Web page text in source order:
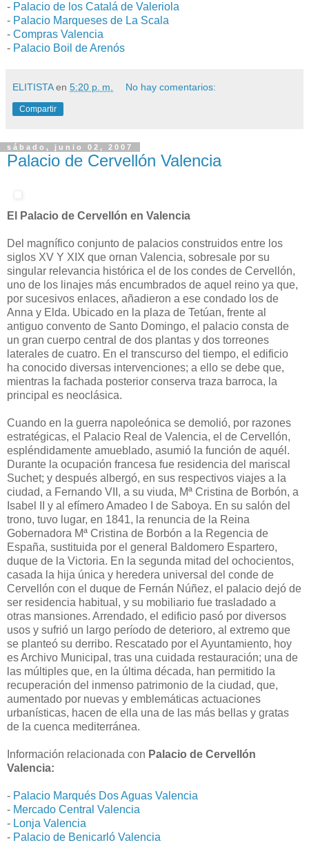
- Palacio de los Catalá de Valeriola
- Palacio Marqueses de La Scala
- Compras Valencia
- Palacio Boil de Arenós
ELITISTA en 5:20 p. m. No hay comentarios:
Compartir
sábado, junio 02, 2007
Palacio de Cervellón Valencia
El Palacio de Cervellón en Valencia
Del magnífico conjunto de palacios construidos entre los
siglos XV Y XIX que ornan Valencia, sobresale por su
singular relevancia histórica el de los condes de Cervellón,
uno de los linajes más encumbrados de aquel reino ya que,
por sucesivos enlaces, añadieron a ese condado los de
Anna y Elda. Ubicado en la plaza de Tetúan, frente al
antiguo convento de Santo Domingo, el palacio consta de
un gran cuerpo central de dos plantas y dos torreones
laterales de cuatro. En el transcurso del tiempo, el edificio
ha conocido diversas intervenciones; a ello se debe que,
mientras la fachada posterior conserva traza barroca, la
principal es neoclásica.
Cuando en la guerra napoleónica se demolió, por razones
estratégicas, el Palacio Real de Valencia, el de Cervellón,
espléndidamente amueblado, asumió la función de aquél.
Durante la ocupación francesa fue residencia del mariscal
Suchet; y después albergó, en sus respectivos viajes a la
ciudad, a Fernando VII, a su viuda, Mª Cristina de Borbón, a
Isabel II y al efímero Amadeo I de Saboya. En su salón del
trono, tuvo lugar, en 1841, la renuncia de la Reina
Gobernadora Mª Cristina de Borbón a la Regencia de
España, sustituida por el general Baldomero Espartero,
duque de la Victoria. En la segunda mitad del ochocientos,
casada la hija única y heredera universal del conde de
Cervellón con el duque de Fernán Núñez, el palacio dejó de
ser residencia habitual, y su mobiliario fue trasladado a
otras mansiones. Arrendado, el edificio pasó por diversos
usos y sufrió un largo período de deterioro, al extremo que
se planteó su derribo. Rescatado por el Ayuntamiento, hoy
es Archivo Municipal, tras una cuidada restauración; una de
las múltiples que, en la última década, han permitido la
recuperación del inmenso patrimonio de la ciudad, que,
aumentado por nuevas y emblemáticas actuaciones
urbanísticas, hacen de ella una de las más bellas y gratas
de la cuenca mediterránea.
Información relacionada con Palacio de Cervellón
Valencia:
- Palacio Marqués Dos Aguas Valencia
- Mercado Central Valencia
- Lonja Valencia
- Palacio de Benicarló Valencia